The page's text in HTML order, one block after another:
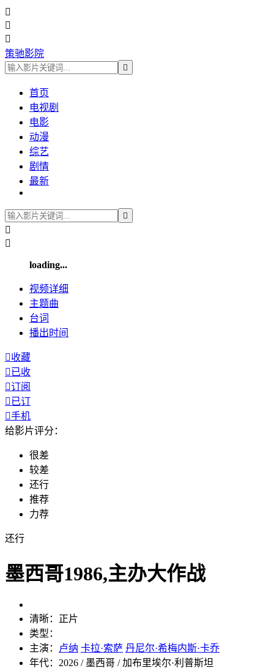



策驰影院

首页
电视剧
电影
动漫
综艺
剧情
最新



loading...
视频详细
主题曲
台词
播出时间
收藏
已收
订阅
已订
手机
给影片评分：
很差
较差
还行
推荐
力荐
还行
墨西哥1986,主办大作战
清晰： 正片
类型：
主演：
卢纳 卡拉·索萨 丹尼尔·希梅内斯·卡乔
年代： 2026 / 墨西哥 / 加布里埃尔·利普斯坦